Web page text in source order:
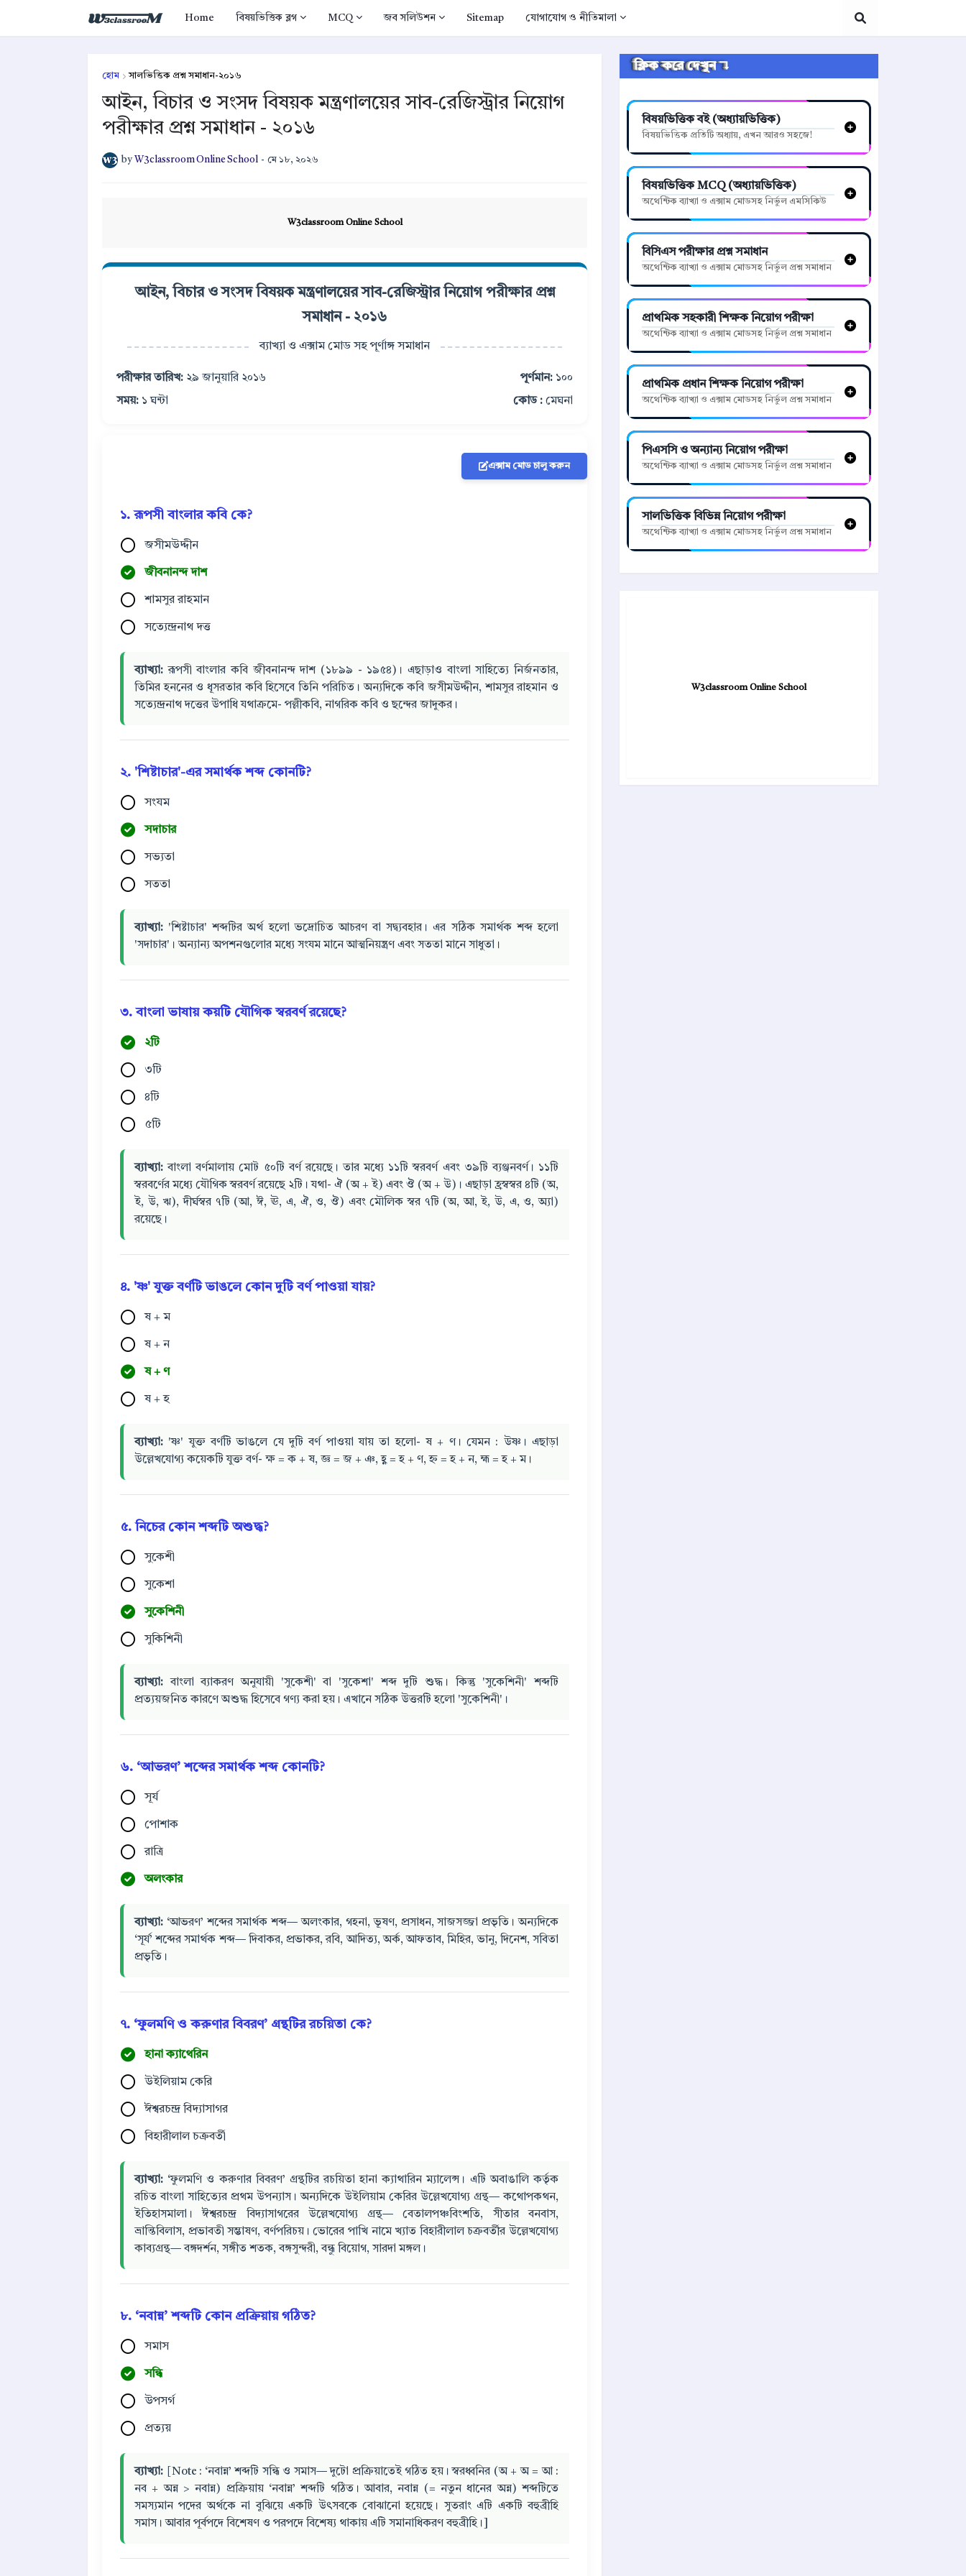
Home বিষয়ভিত্তিক ব্লগ MCQ জব সলিউশন Sitemap যোগাযোগ ও নীতিমালা
হোম সালভিত্তিক প্রশ্ন সমাধান-২০১৬
আইন, বিচার ও সংসদ বিষয়ক মন্ত্রণালয়ের সাব-রেজিস্ট্রার নিয়োগ
পরীক্ষার প্রশ্ন সমাধান - ২০১৬
by W3classroom Online School - মে ১৮, ২০২৬
W3classroom Online School
আইন, বিচার ও সংসদ বিষয়ক মন্ত্রণালয়ের সাব-রেজিস্ট্রার নিয়োগ পরীক্ষার প্রশ্ন
সমাধান - ২০১৬
ব্যাখ্যা ও এক্সাম মোড সহ পূর্ণাঙ্গ সমাধান
পরীক্ষার তারিখ: ২৯ জানুয়ারি ২০১৬ পূর্ণমান: ১০০
সময়: ১ ঘন্টা কোড : মেঘনা
এক্সাম মোড চালু করুন
১. রূপসী বাংলার কবি কে?
জসীমউদ্দীন
জীবনানন্দ দাশ
শামসুর রাহমান
সত্যেন্দ্রনাথ দত্ত
ব্যাখ্যা: রূপসী বাংলার কবি জীবনানন্দ দাশ (১৮৯৯ - ১৯৫৪)। এছাড়াও বাংলা সাহিত্যে নির্জনতার,
তিমির হননের ও ধূসরতার কবি হিসেবে তিনি পরিচিত। অন্যদিকে কবি জসীমউদ্দীন, শামসুর রাহমান ও
সত্যেন্দ্রনাথ দত্তের উপাধি যথাক্রমে- পল্লীকবি, নাগরিক কবি ও ছন্দের জাদুকর।
২. 'শিষ্টাচার'-এর সমার্থক শব্দ কোনটি?
সংযম
সদাচার
সভ্যতা
সততা
ব্যাখ্যা: 'শিষ্টাচার' শব্দটির অর্থ হলো ভদ্রোচিত আচরণ বা সদ্ব্যবহার। এর সঠিক সমার্থক শব্দ হলো
'সদাচার'। অন্যান্য অপশনগুলোর মধ্যে সংযম মানে আত্মনিয়ন্ত্রণ এবং সততা মানে সাধুতা।
৩. বাংলা ভাষায় কয়টি যৌগিক স্বরবর্ণ রয়েছে?
২টি
৩টি
৪টি
৫টি
ব্যাখ্যা: বাংলা বর্ণমালায় মোট ৫০টি বর্ণ রয়েছে। তার মধ্যে ১১টি স্বরবর্ণ এবং ৩৯টি ব্যঞ্জনবর্ণ। ১১টি
স্বরবর্ণের মধ্যে যৌগিক স্বরবর্ণ রয়েছে ২টি। যথা- ঐ (অ + ই) এবং ঔ (অ + উ)। এছাড়া হ্রস্বস্বর ৪টি (অ,
ই, উ, ঋ), দীর্ঘস্বর ৭টি (আ, ঈ, ঊ, এ, ঐ, ও, ঔ) এবং মৌলিক স্বর ৭টি (অ, আ, ই, উ, এ, ও, অ্যা)
রয়েছে।
৪. 'ষ্ণ' যুক্ত বর্ণটি ভাঙলে কোন দুটি বর্ণ পাওয়া যায়?
ষ + ম
ষ + ন
ষ + ণ
ষ + হ
ব্যাখ্যা: 'ষ্ণ' যুক্ত বর্ণটি ভাঙলে যে দুটি বর্ণ পাওয়া যায় তা হলো- ষ + ণ। যেমন : উষ্ণ। এছাড়া
উল্লেখযোগ্য কয়েকটি যুক্ত বর্ণ- ক্ষ = ক + ষ, জ্ঞ = জ + ঞ, হ্ণ = হ + ণ, হ্ন = হ + ন, হ্ম = হ + ম।
৫. নিচের কোন শব্দটি অশুদ্ধ?
সুকেশী
সুকেশা
সুকেশিনী
সুকিশিনী
ব্যাখ্যা: বাংলা ব্যাকরণ অনুযায়ী 'সুকেশী' বা 'সুকেশা' শব্দ দুটি শুদ্ধ। কিন্তু 'সুকেশিনী' শব্দটি
প্রত্যয়জনিত কারণে অশুদ্ধ হিসেবে গণ্য করা হয়। এখানে সঠিক উত্তরটি হলো 'সুকেশিনী'।
৬. ‘আভরণ’ শব্দের সমার্থক শব্দ কোনটি?
সূর্য
পোশাক
রাত্রি
অলংকার
ব্যাখ্যা: ‘আভরণ’ শব্দের সমার্থক শব্দ— অলংকার, গহনা, ভূষণ, প্রসাধন, সাজসজ্জা প্রভৃতি। অন্যদিকে
‘সূর্য’ শব্দের সমার্থক শব্দ— দিবাকর, প্রভাকর, রবি, আদিত্য, অর্ক, আফতাব, মিহির, ভানু, দিনেশ, সবিতা
প্রভৃতি।
৭. ‘ফুলমণি ও করুণার বিবরণ’ গ্রন্থটির রচয়িতা কে?
হানা ক্যাথেরিন
উইলিয়াম কেরি
ঈশ্বরচন্দ্র বিদ্যাসাগর
বিহারীলাল চক্রবর্তী
ব্যাখ্যা: ‘ফুলমণি ও করুণার বিবরণ’ গ্রন্থটির রচয়িতা হানা ক্যাথারিন ম্যালেন্স। এটি অবাঙালি কর্তৃক
রচিত বাংলা সাহিত্যের প্রথম উপন্যাস। অন্যদিকে উইলিয়াম কেরির উল্লেখযোগ্য গ্রন্থ— কথোপকথন,
ইতিহাসমালা। ঈশ্বরচন্দ্র বিদ্যাসাগরের উল্লেখযোগ্য গ্রন্থ— বেতালপঞ্চবিংশতি, সীতার বনবাস,
ভ্রান্তিবিলাস, প্রভাবতী সম্ভাষণ, বর্ণপরিচয়। ভোরের পাখি নামে খ্যাত বিহারীলাল চক্রবর্তীর উল্লেখযোগ্য
কাব্যগ্রন্থ— বঙ্গদর্শন, সঙ্গীত শতক, বঙ্গসুন্দরী, বন্ধু বিয়োগ, সারদা মঙ্গল।
৮. ‘নবান্ন’ শব্দটি কোন প্রক্রিয়ায় গঠিত?
সমাস
সন্ধি
উপসর্গ
প্রত্যয়
ব্যাখ্যা: [Note : ‘নবান্ন’ শব্দটি সন্ধি ও সমাস— দুটো প্রক্রিয়াতেই গঠিত হয়। স্বরধ্বনির (অ + অ = আ :
নব + অন্ন > নবান্ন) প্রক্রিয়ায় ‘নবান্ন’ শব্দটি গঠিত। আবার, নবান্ন (= নতুন ধানের অন্ন) শব্দটিতে
সমস্যমান পদের অর্থকে না বুঝিয়ে একটি উৎসবকে বোঝানো হয়েছে। সুতরাং এটি একটি বহুব্রীহি
সমাস। আবার পূর্বপদে বিশেষণ ও পরপদে বিশেষ্য থাকায় এটি সমানাধিকরণ বহুব্রীহি।]
ক্লিক করে দেখুন ↴
বিষয়ভিত্তিক বই (অধ্যায়ভিত্তিক)
বিষয়ভিত্তিক প্রতিটি অধ্যায়, এখন আরও সহজে!
বিষয়ভিত্তিক MCQ (অধ্যায়ভিত্তিক)
অথেন্টিক ব্যাখ্যা ও এক্সাম মোডসহ নির্ভুল এমসিকিউ
বিসিএস পরীক্ষার প্রশ্ন সমাধান
অথেন্টিক ব্যাখ্যা ও এক্সাম মোডসহ নির্ভুল প্রশ্ন সমাধান
প্রাথমিক সহকারী শিক্ষক নিয়োগ পরীক্ষা
অথেন্টিক ব্যাখ্যা ও এক্সাম মোডসহ নির্ভুল প্রশ্ন সমাধান
প্রাথমিক প্রধান শিক্ষক নিয়োগ পরীক্ষা
অথেন্টিক ব্যাখ্যা ও এক্সাম মোডসহ নির্ভুল প্রশ্ন সমাধান
পিএসসি ও অন্যান্য নিয়োগ পরীক্ষা
অথেন্টিক ব্যাখ্যা ও এক্সাম মোডসহ নির্ভুল প্রশ্ন সমাধান
সালভিত্তিক বিভিন্ন নিয়োগ পরীক্ষা
অথেন্টিক ব্যাখ্যা ও এক্সাম মোডসহ নির্ভুল প্রশ্ন সমাধান
W3classroom Online School